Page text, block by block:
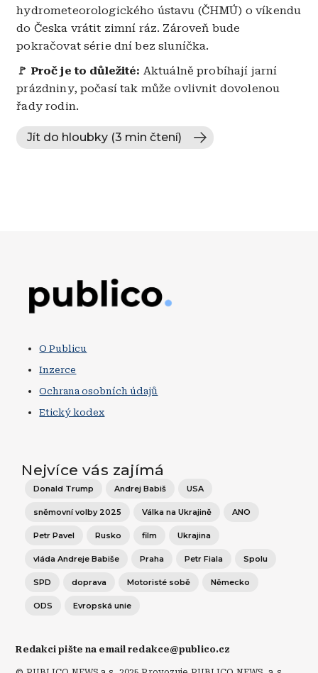
hydrometeorologického ústavu (ČHMÚ) o víkendu
do Česka vrátit zimní ráz. Zároveň bude
pokračovat série dní bez sluníčka.
🚩 Proč je to důležité: Aktuálně probíhají jarní
prázdniny, počasí tak může ovlivnit dovolenou
řady rodin.
Jít do hloubky (3 min čtení)
O Publicu
Inzerce
Ochrana osobních údajů
Etický kodex
Nejvíce vás zajímá
Donald Trump Andrej Babiš USA
sněmovní volby 2025 Válka na Ukrajině ANO
Petr Pavel Rusko film Ukrajina
vláda Andreje Babiše Praha Petr Fiala Spolu
SPD doprava Motoristé sobě Německo
ODS Evropská unie
Redakci pište na email redakce@publico.cz